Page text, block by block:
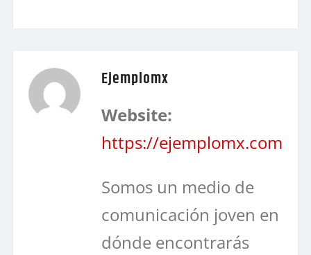
Ejemplomx
Website:
https://ejemplomx.com
Somos un medio de
comunicación joven en
dónde encontrarás